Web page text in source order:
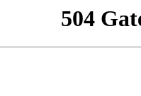
504